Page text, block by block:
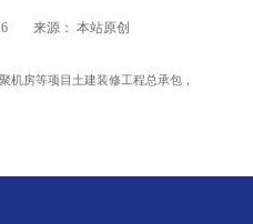
来源： 本站原创
机房等项目土建装修工程总承包，